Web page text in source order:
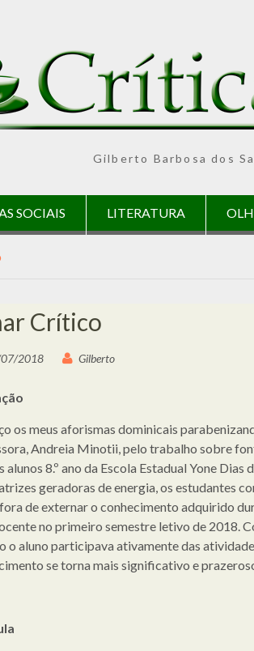
Gilberto Barbosa dos
SOCIAIS LITERATURA
Crítico
2018 Gilberto
os meus aforismas dominicais
Andreia Minotii, pelo trabalho sobre
alunos 8.º ano da Escola Estadual Yone Dias
geradoras de energia, os estudantes
de externar o conhecimento adquirido
no primeiro semestre letivo de 2018.
o aluno participava ativamente das
se torna mais significativo e